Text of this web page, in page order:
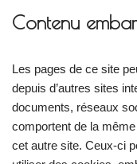
Contenu
Les pages de ce site
depuis d’autres sites
documents, réseaux
comportent de la
cet autre site. Ceux-ci